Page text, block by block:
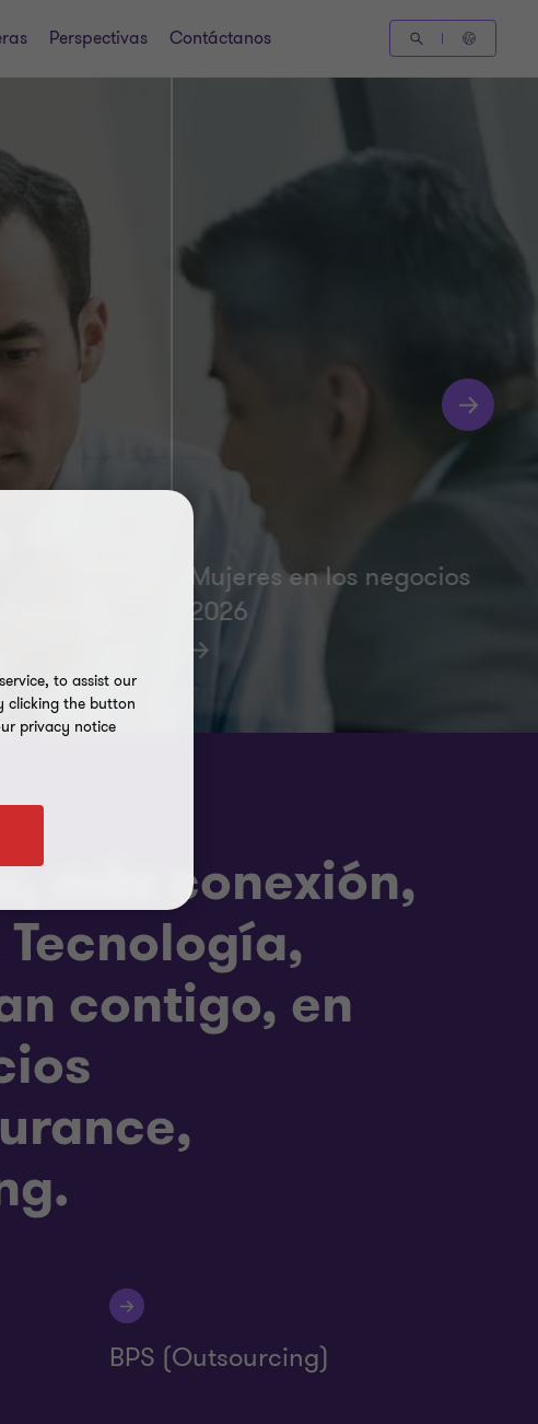
Perspectivas Contáctanos
Mujeres en los negocios
2026
más conexión,
contigo, en
BPS (Outsourcing)
to assist our
clicking the button
privacy notice